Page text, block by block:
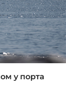
у порта